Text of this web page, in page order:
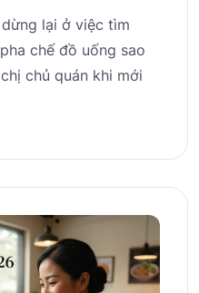
lại ở việc tìm
chế đồ uống sao
chủ quán khi mới